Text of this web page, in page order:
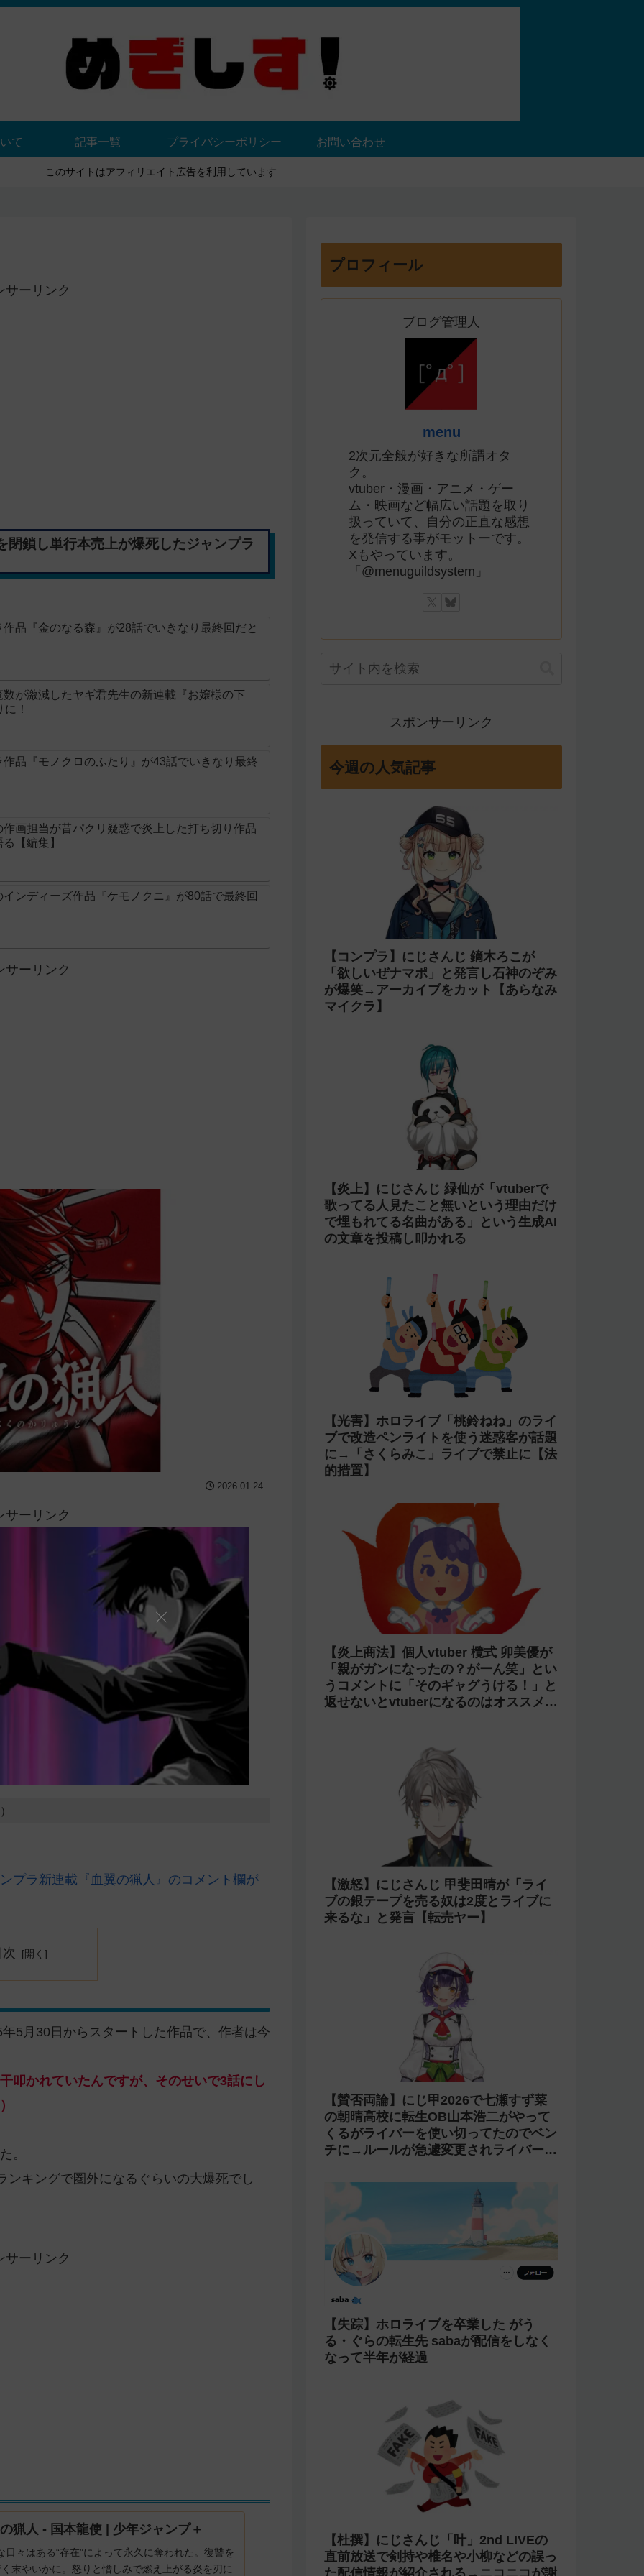
て 記事一覧 プライバシーポリシー お問い合わせ
このサイトはアフィリエイト広告を利用しています
サーリンク
鎖し単行本売上が爆死したジャンプラ
品『金のなる森』が28話でいきなり最終回だと
が激減したヤギ君先生の新連載『お嬢様の下
！
品『モノクロのふたり』が43話でいきなり最終
画担当が昔パクリ疑惑で炎上した打ち切り作品
【編集】
ンディーズ作品『ケモノクニ』が80話で最終回
サーリンク
2026.01.24
サーリンク
プラ新連載『血翼の猟人』のコメント欄が
5月30日からスタートした作品で、作者は今
叩かれていたんですが、そのせいで3話にし
。
キングで圏外になるぐらいの大爆死でし
サーリンク
猟人 - 国本龍使 | 少年ジャンプ＋
日々はある“存在”によって永久に奪われた。復讐を
末やいかに。怒りと憎しみで燃え上がる炎を刃に
プロフィール
ブログ管理人
menu
2次元全般が好きな所謂オタ
ク。
vtuber・漫画・アニメ・ゲー
ム・映画など幅広い話題を取り
扱っていて、自分の正直な感想
を発信する事がモットーです。
Xもやっています。
「@menuguildsystem」
スポンサーリンク
今週の人気記事
【コンプラ】にじさんじ 鏑木ろこが
「欲しいぜナマポ」と発言し石神のぞみ
が爆笑→アーカイブをカット【あらなみ
マイクラ】
【炎上】にじさんじ 緑仙が「vtuberで
歌ってる人見たこと無いという理由だけ
で埋もれてる名曲がある」という生成AI
の文章を投稿し叩かれる
【光害】ホロライブ「桃鈴ねね」のライ
ブで改造ペンライトを使う迷惑客が話題
に→「さくらみこ」ライブで禁止に【法
的措置】
【炎上商法】個人vtuber 欖式 卯美優が
「親がガンになったの？がーん笑」とい
うコメントに「そのギャグうける！」と
返せないとvtuberになるのはオススメし
【激怒】にじさんじ 甲斐田晴が「ライ
ブの銀テープを売る奴は2度とライブに
来るな」と発言【転売ヤー】
【賛否両論】にじ甲2026で七瀬すず菜
の朝晴高校に転生OB山本浩二がやって
くるがライバーを使い切ってたのでベン
チに→ルールが急遽変更されライバーの
【失踪】ホロライブを卒業した がう
る・ぐらの転生先 sabaが配信をしなく
なって半年が経過
【杜撰】にじさんじ「叶」2nd LIVEの
直前放送で剣持や椎名や小柳などの誤っ
た配信情報が紹介される→ニコニコが謝